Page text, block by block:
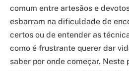
comum entre artesãos e
esbarram na dificuldade de
certos ou de entender as
como é frustrante querer dar
saber por onde começar. Neste